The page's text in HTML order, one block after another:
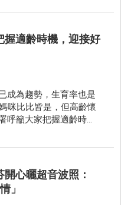
握適齡時機，迎接好
成為趨勢，生育率也是
咪比比皆是，但高齡懷
呼籲大家把握適齡時
心曬超音波照：
」